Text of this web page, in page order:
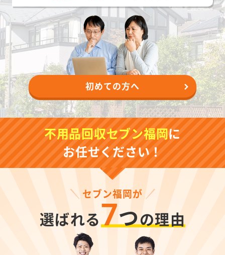
初めての方へ
不用品回収セブン福岡に
お任せください！
セブン福岡が
選ばれる7つの理由